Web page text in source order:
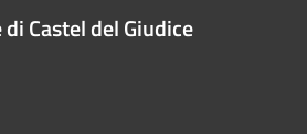
Castel del Giudice